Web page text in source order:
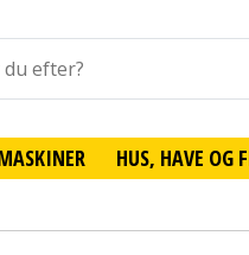
HUS, HAVE OG